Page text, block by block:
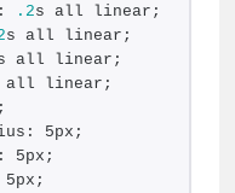
.2s all linear;
s all linear;
all linear;
all linear;
5px;
5px;